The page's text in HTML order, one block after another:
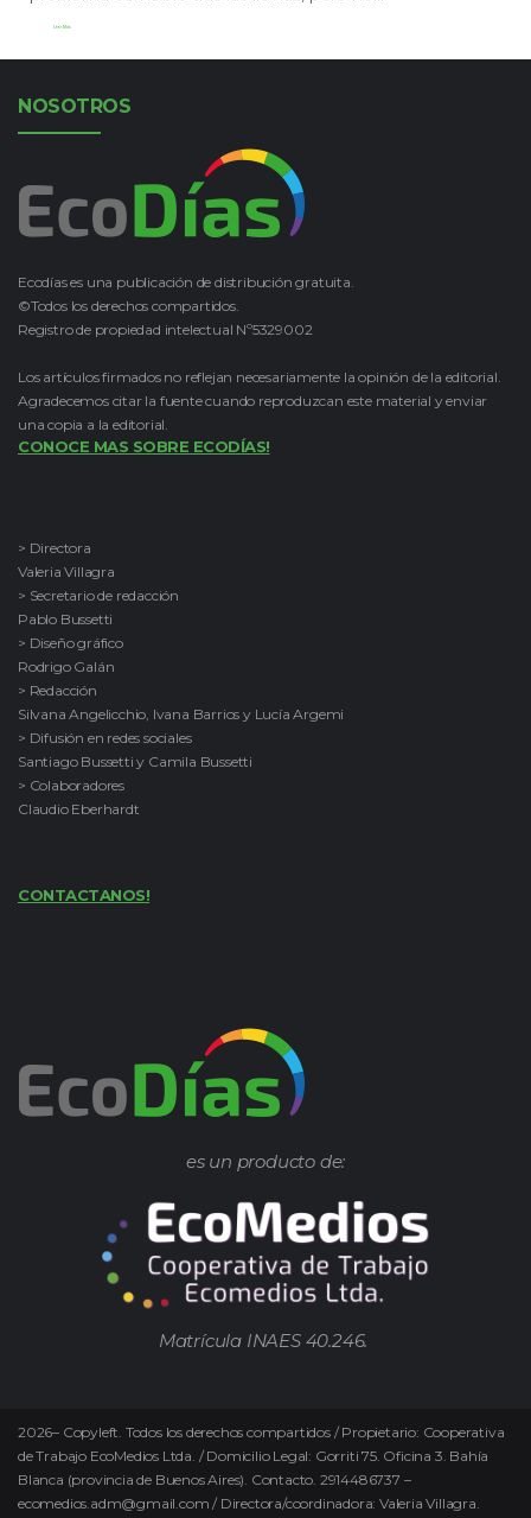
Leer Más
NOSOTROS
Ecodías es una publicación de distribución gratuita.
©Todos los derechos compartidos.
Registro de propiedad intelectual Nº5329002
Los artículos firmados no reflejan necesariamente la opinión de la editorial.
Agradecemos citar la fuente cuando reproduzcan este material y enviar
una copia a la editorial.
CONOCE MAS SOBRE ECODÍAS!
> Directora
Valeria Villagra
> Secretario de redacción
Pablo Bussetti
> Diseño gráfico
Rodrigo Galán
> Redacción
Silvana Angelicchio, Ivana Barrios y Lucía Argemi
> Difusión en redes sociales
Santiago Bussetti y Camila Bussetti
> Colaboradores
Claudio Eberhardt
CONTACTANOS!
es un producto de:
Matrícula INAES 40.246.
2026– Copyleft. Todos los derechos compartidos / Propietario: Cooperativa
de Trabajo EcoMedios Ltda. / Domicilio Legal: Gorriti 75. Oficina 3. Bahía
Blanca (provincia de Buenos Aires). Contacto. 2914486737 –
ecomedios.adm@gmail.com / Directora/coordinadora: Valeria Villagra.